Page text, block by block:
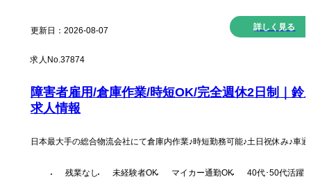
更新日： 2026-08-07
求人No.37874
詳しく見る
障害者雇用/倉庫作業/時短OK/完全週休2日制｜鈴
求人情報
日本最大手の総合物流会社にて倉庫内作業♪時短勤務可能♪土日祝休み♪車
残業なし 未経験者OK マイカー通勤OK 40代･50代活躍